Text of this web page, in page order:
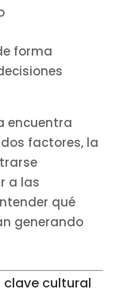
forma
encuentra
factores, la
a las
qué
generando
clave cultural